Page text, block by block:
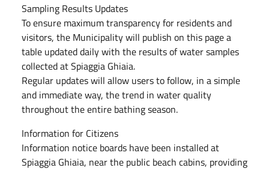
Sampling Results Updates
To ensure maximum transparency for residents and
visitors, the Municipality will publish on this page a
table updated daily with the results of water samples
collected at Spiaggia Ghiaia.
Regular updates will allow users to follow, in a simple
and immediate way, the trend in water quality
throughout the entire bathing season.
Information for Citizens
Information notice boards have been installed at
Spiaggia Ghiaia, near the public beach cabins, providing